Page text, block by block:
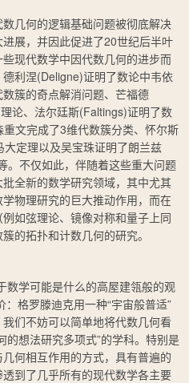
几何的逻辑基础问题被彻底解决
展，并因此促进了20世纪后半叶
现代数学中因代数几何的进步而
利涅(Deligne)证明了数论中韦依
簇的奇点解消问题、芒福德
论、法尔廷斯(Faltings)证明了数
文完成了3维代数簇分类、怀尔斯
定理以及吴宝珠证明了朗兰兹
。不仅如此，伴随着这些重大问题
全新的数学研究领域，其中尤其
物理研究的巨大推动作用，而在
如弦理论、镜像对称和量子上同
的拓扑和计数几何的研究。
数学可能是什么的高屋建瓴般的观
格罗滕迪克用一种“宇宙般普适”
们不妨可以简单地将代数几何看
的想法研究多项式”的学科。特别是
何相互作用的方式，具有普遍的
到了几乎所有的现代数学各主要